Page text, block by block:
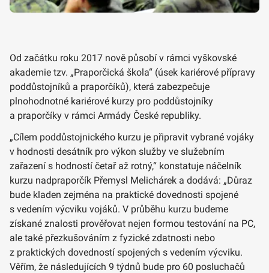
Od začátku roku 2017 nově působí v rámci vyškovské
akademie tzv. „Praporčická škola“ (úsek kariérové přípravy
poddůstojníků a praporčíků), která zabezpečuje
plnohodnotné kariérové kurzy pro poddůstojníky
a praporčíky v rámci Armády České republiky.
„Cílem poddůstojnického kurzu je připravit vybrané vojáky
v hodnosti desátník pro výkon služby ve služebním
zařazení s hodností četař až rotný,“ konstatuje náčelník
kurzu nadpraporčík Přemysl Melichárek a dodává: „Důraz
bude kladen zejména na praktické dovednosti spojené
s vedením výcviku vojáků. V průběhu kurzu budeme
získané znalosti prověřovat nejen formou testování na PC,
ale také přezkušováním z fyzické zdatnosti nebo
z praktických dovedností spojených s vedením výcviku.
Věřím, že následujících 9 týdnů bude pro 60 posluchačů